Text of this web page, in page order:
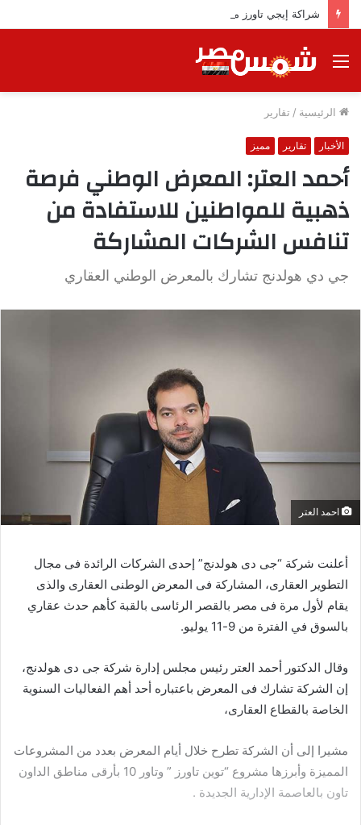
شراكة إيجي تاورز مع بلدينا.. قيمة مضافة تعزز نجاح المشروعات
القائمة
الرئيسية / تقارير
الأخبار تقارير مميز
أحمد العتر: المعرض الوطني فرصة
ذهبية للمواطنين للاستفادة من
تنافس الشركات المشاركة
جي دي هولدنج تشارك بالمعرض الوطني العقاري
احمد العتر
أعلنت شركة “جى دى هولدنج” إحدى الشركات الرائدة فى مجال
التطوير العقارى، المشاركة فى المعرض الوطنى العقارى والذى
يقام لأول مرة فى مصر بالقصر الرئاسى بالقبة كأهم حدث عقاري
بالسوق في الفترة من 9-11 يوليو.
وقال الدكتور أحمد العتر رئيس مجلس إدارة شركة جى دى هولدنج،
إن الشركة تشارك فى المعرض باعتباره أحد أهم الفعاليات السنوية
الخاصة بالقطاع العقارى،
مشيرا إلى أن الشركة تطرح خلال أيام المعرض بعدد من المشروعات
المميزة وأبرزها مشروع “توين تاورز ” وتاور 10 بأرقى مناطق الداون
تاون بالعاصمة الإدارية الجديدة .